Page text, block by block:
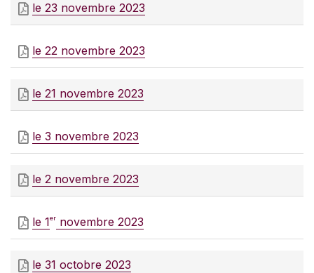
le 23 novembre 2023
le 22 novembre 2023
le 21 novembre 2023
le 3 novembre 2023
le 2 novembre 2023
le 1er novembre 2023
le 31 octobre 2023